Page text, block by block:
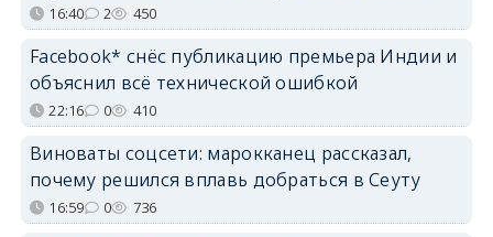
16:40 2 450
Facebook* снёс публикацию премьера Индии и
объяснил всё технической ошибкой
22:16 0 410
Виноваты соцсети: марокканец рассказал,
почему решился вплавь добраться в Сеуту
16:59 0 736